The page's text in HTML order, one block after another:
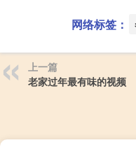
网络标签：
上一篇
老家过年最有味的视频